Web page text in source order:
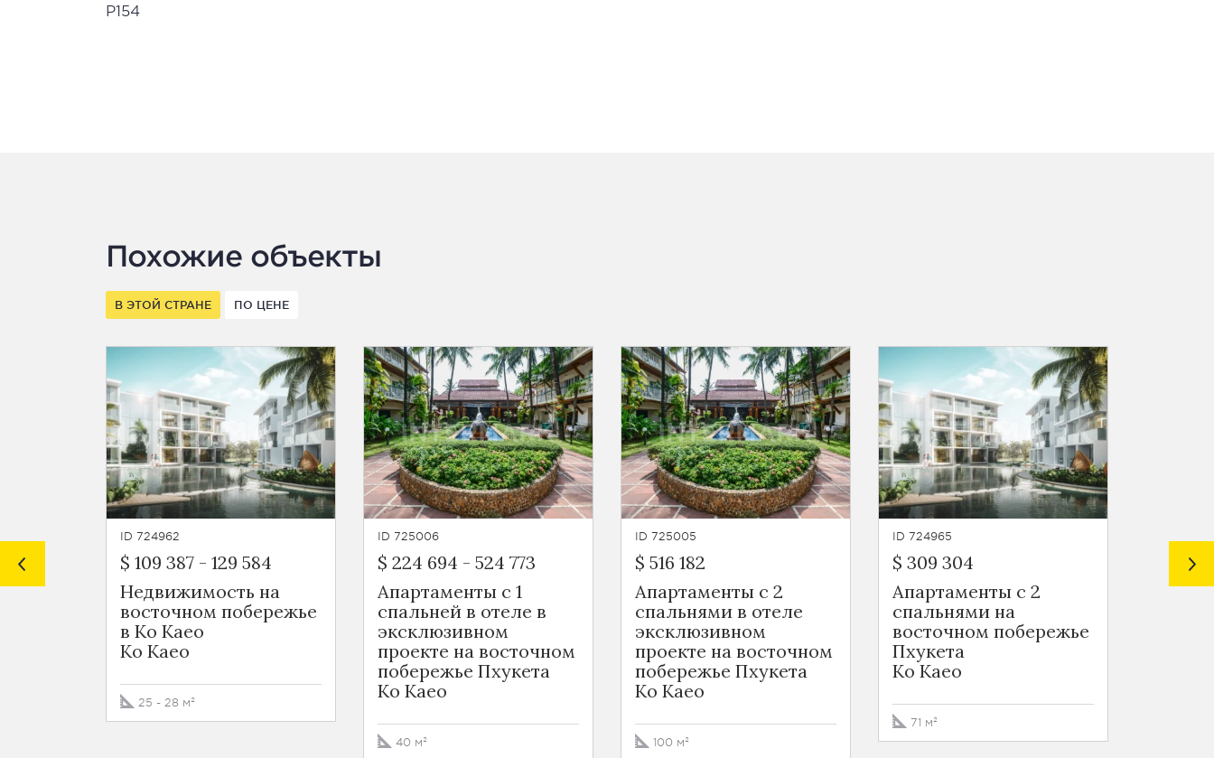
P154
Похожие объекты
В ЭТОЙ СТРАНЕ ПО ЦЕНЕ
ID 724962
$ 109 387 - 129 584
Недвижимость на
восточном побережье
в Ко Каео
Ko Kaeo
25 - 28 м²
ID 725006
$ 224 694 - 524 773
Апартаменты с 1
спальней в отеле в
эксклюзивном
проекте на восточном
побережье Пхукета
Ko Kaeo
40 м²
ID 725005
$ 516 182
Апартаменты с 2
спальнями в отеле
эксклюзивном
проекте на восточном
побережье Пхукета
Ko Kaeo
100 м²
ID 724965
$ 309 304
Апартаменты с 2
спальнями на
восточном побережье
Пхукета
Ko Kaeo
71 м²
$ 140